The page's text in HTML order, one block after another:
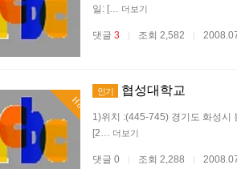
일: [… 더보기
댓글 3 | 조회 2,582 |
Hot
인기 협성대학교
1)위치 :(445-745) 경기도 화성시
[2… 더보기
댓글 0 | 조회 2,288 |